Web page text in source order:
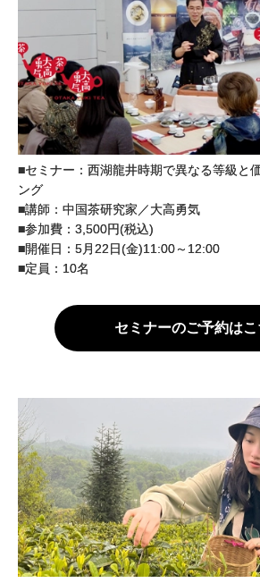
■セミナー：西湖龍井時期で異なる等級と
ング
■講師：中国茶研究家／大高勇気
■参加費：3,500円(税込)
■開催日：5月22日(金)11:00～12:00
■定員：10名
セミナーのご予約はこ